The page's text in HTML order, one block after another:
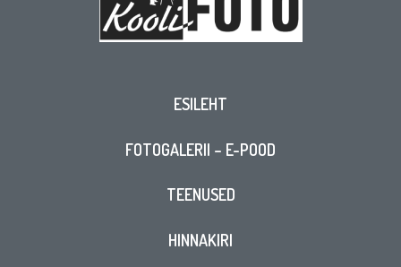
ESILEHT
FOTOGALERII – E-POOD
TEENUSED
HINNAKIRI